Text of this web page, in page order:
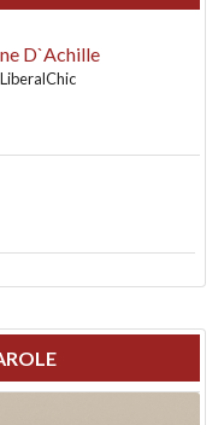
D`Achille
LiberalChic